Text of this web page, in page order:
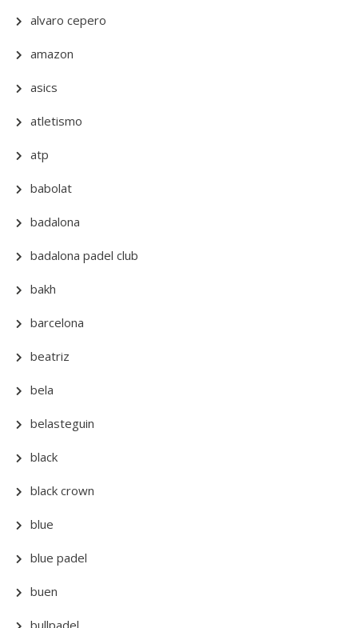
alvaro cepero
amazon
asics
atletismo
atp
babolat
badalona
badalona padel club
bakh
barcelona
beatriz
bela
belasteguin
black
black crown
blue
blue padel
buen
bullpadel